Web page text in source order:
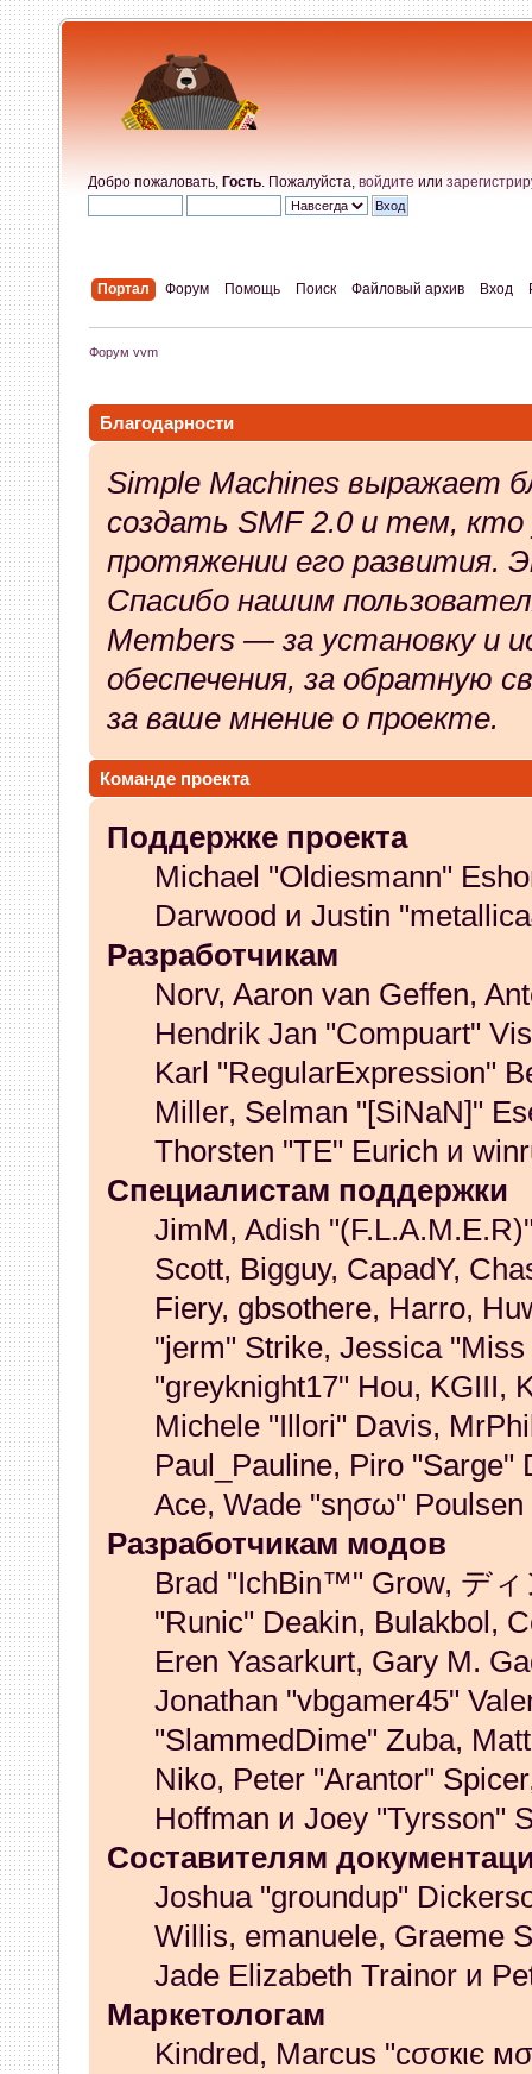
Добро пожаловать, Гость . Пожалуйста, войдите или
Портал Форум Помощь Поиск Файловый архив Вход
Форум vvm
Благодарности
Simple Machines выражает
создать SMF 2.0 и тем,
протяжении его развития.
Спасибо нашим
Members — за установку и
обеспечения, за обратную
за ваше мнение о проекте.
Команде проекта
Поддержке проекта
Michael "Oldiesmann"
Darwood и Justin
Разработчикам
Norv, Aaron van Geffen,
Hendrik Jan "Compuart"
Karl "RegularExpression"
Miller, Selman "[SiNaN]"
Thorsten "TE" Eurich и
Специалистам поддержки
JimM, Adish
Scott, Bigguy, CapadY,
Fiery, gbsothere, Harro,
"jerm" Strike, Jessica
"greyknight17" Hou, KGIII,
Michele "Illori" Davis,
Paul_Pauline, Piro "Sarge"
Ace, Wade "sησω"
Разработчикам модов
Brad "IchBin™" Grow, デ
"Runic" Deakin, Bulakbol,
Eren Yasarkurt, Gary M.
Jonathan "vbgamer45"
"SlammedDime" Zuba,
Niko, Peter "Arantor"
Hoffman и Joey "Tyrsson"
Составителям
Joshua "groundup"
Willis, emanuele, Graeme
Jade Elizabeth Trainor и
Маркетологам
Kindred, Marcus "cσσкιє